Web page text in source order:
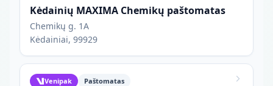
Kėdainių MAXIMA Chemikų paštomatas
Chemikų g. 1A
Kėdainiai, 99929
Venipak Paštomatas